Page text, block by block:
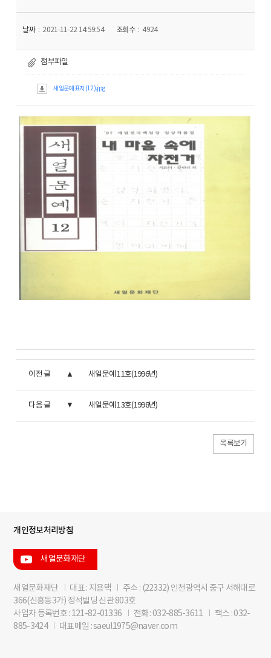
날짜 2021-11-22 14:59:54 조회수 4924
첨부파일
새얼문예 표지 (12).jpg
이전 글 새얼문예 11호(1996년)
다음 글 새얼문예 13호(1998년)
목록보기
개인정보처리방침
새얼문화재단
새얼문화재단 대표 : 지용택
주소 : (22332) 인천광역시 중구 서해대로
366(신흥동3가) 정석빌딩 신관 803호
사업자 등록번호 : 121-82-01336
전화 : 032-885-3611
팩스 : 032-
885-3424
대표메일 : saeul1975@naver.com